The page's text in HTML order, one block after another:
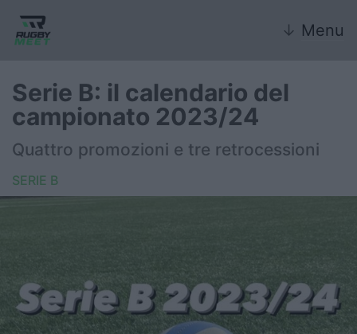
↓ Menu
Nazionale
Rugby Sevens
Internazionale
6 Nazioni
Serie B: il calendario del
campionato 2023/24
Quattro promozioni e tre retrocessioni
SERIE B